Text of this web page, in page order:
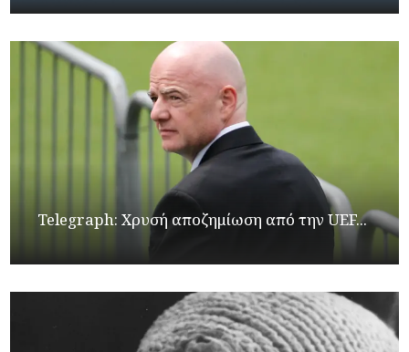
Telegraph: Χρυσή αποζημίωση από την UEF...